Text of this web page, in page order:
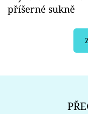
příšerné sukně